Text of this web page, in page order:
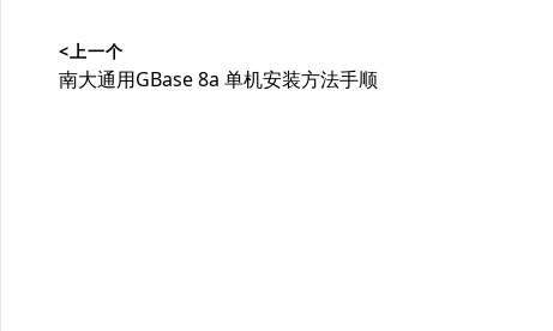
章
<上一个
上
南大通用GBase 8a 单机安装方法手顺